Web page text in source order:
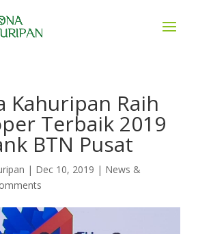
Kahuripan Raih
Terbaik 2019
BTN Pusat
| Dec 10, 2019 | News &